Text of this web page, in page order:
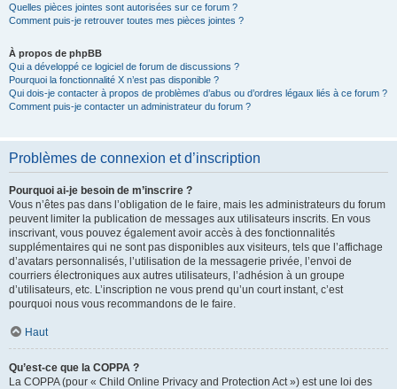
Quelles pièces jointes sont autorisées sur ce forum ?
Comment puis-je retrouver toutes mes pièces jointes ?
À propos de phpBB
Qui a développé ce logiciel de forum de discussions ?
Pourquoi la fonctionnalité X n’est pas disponible ?
Qui dois-je contacter à propos de problèmes d’abus ou d’ordres légaux liés à ce forum ?
Comment puis-je contacter un administrateur du forum ?
Problèmes de connexion et d’inscription
Pourquoi ai-je besoin de m’inscrire ?
Vous n’êtes pas dans l’obligation de le faire, mais les administrateurs du forum
peuvent limiter la publication de messages aux utilisateurs inscrits. En vous
inscrivant, vous pouvez également avoir accès à des fonctionnalités
supplémentaires qui ne sont pas disponibles aux visiteurs, tels que l’affichage
d’avatars personnalisés, l’utilisation de la messagerie privée, l’envoi de
courriers électroniques aux autres utilisateurs, l’adhésion à un groupe
d’utilisateurs, etc. L’inscription ne vous prend qu’un court instant, c’est
pourquoi nous vous recommandons de le faire.
Haut
Qu’est-ce que la COPPA ?
La COPPA (pour « Child Online Privacy and Protection Act ») est une loi des